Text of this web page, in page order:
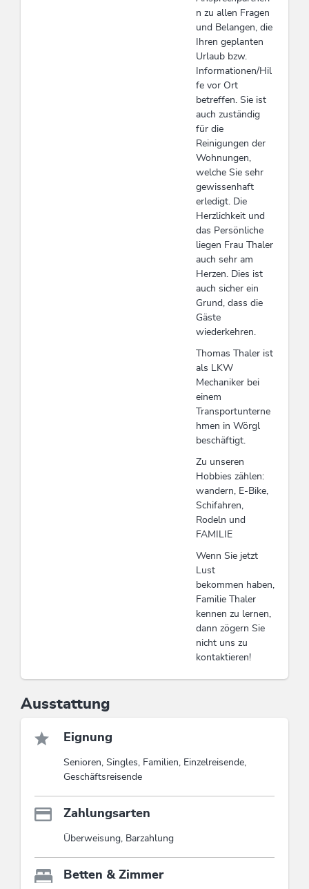
n zu allen Fragen
und Belangen, die
Ihren geplanten
Urlaub bzw.
Informationen/Hil
fe vor Ort
betreffen. Sie ist
auch zuständig
für die
Reinigungen der
Wohnungen,
welche Sie sehr
gewissenhaft
erledigt. Die
Herzlichkeit und
das Persönliche
liegen Frau Thaler
auch sehr am
Herzen. Dies ist
auch sicher ein
Grund, dass die
Gäste
wiederkehren.
Thomas Thaler ist
als LKW
Mechaniker bei
einem
Transportunterne
hmen in Wörgl
beschäftigt.
Zu unseren
Hobbies zählen:
wandern, E-Bike,
Schifahren,
Rodeln und
FAMILIE
Wenn Sie jetzt
Lust
bekommen haben,
Familie Thaler
kennen zu lernen,
dann zögern Sie
nicht uns zu
kontaktieren!
Ausstattung
Eignung
Senioren, Singles, Familien, Einzelreisende,
Geschäftsreisende
Zahlungsarten
Überweisung, Barzahlung
Betten & Zimmer